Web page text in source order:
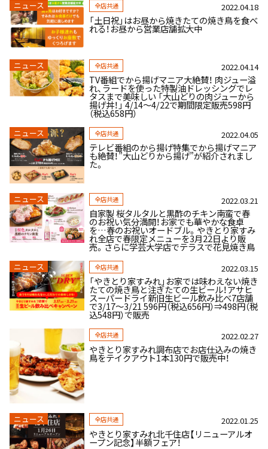
ニュース 全店共通 2022.04.18
「土日祝」はお昼から焼きたての焼き鳥を食べ
れる！お昼から営業店舗拡大中
ニュース 全店共通 2022.04.14
TV番組でから揚げマニア⼤絶賛！ 肉ジュー溢
れ、ラードを使った特製油ドレッシングでレ
タスまで美味しい 「大山どりの肉ジューから
揚げ丼！」 4/14～4/22で期間限定販売598円
（税込658円）
ニュース 全店共通 2022.04.05
テレビ番組のから揚げ特集でから揚げマニア
も絶賛！”大山どりから揚げ”が紹介されまし
た。
ニュース 全店共通 2022.03.21
自家製 桜タルタルと黒酢のチキン南蛮で春
のお祝い気分満開！お家でも華やかな食卓
を…春のお祝いオードブル。やきとり家すみ
れ全店で春限定メニューを3月22日より販
売。さらに学芸大学店でテラスで花見焼き鳥
ニュース 全店共通 2022.03.15
「やきとり家すみれ」お家では味わえない焼き
たての焼き鳥と注ぎたての生ビール！アサヒ
スーパードライ新旧生ビール飲み比べ7店舗
で3/17～3/21 596円（税込656円）⇒498円（税
込548円）で販売
全店共通 2022.02.27
やきとり家すみれ調布店でお店仕込みの焼き
鳥をテイクアウト1本130円で販売中！
ニュース 全店共通 2022.01.25
やきとり家すみれ北千住店【リニューアルオ
ープン記念】半額フェア！